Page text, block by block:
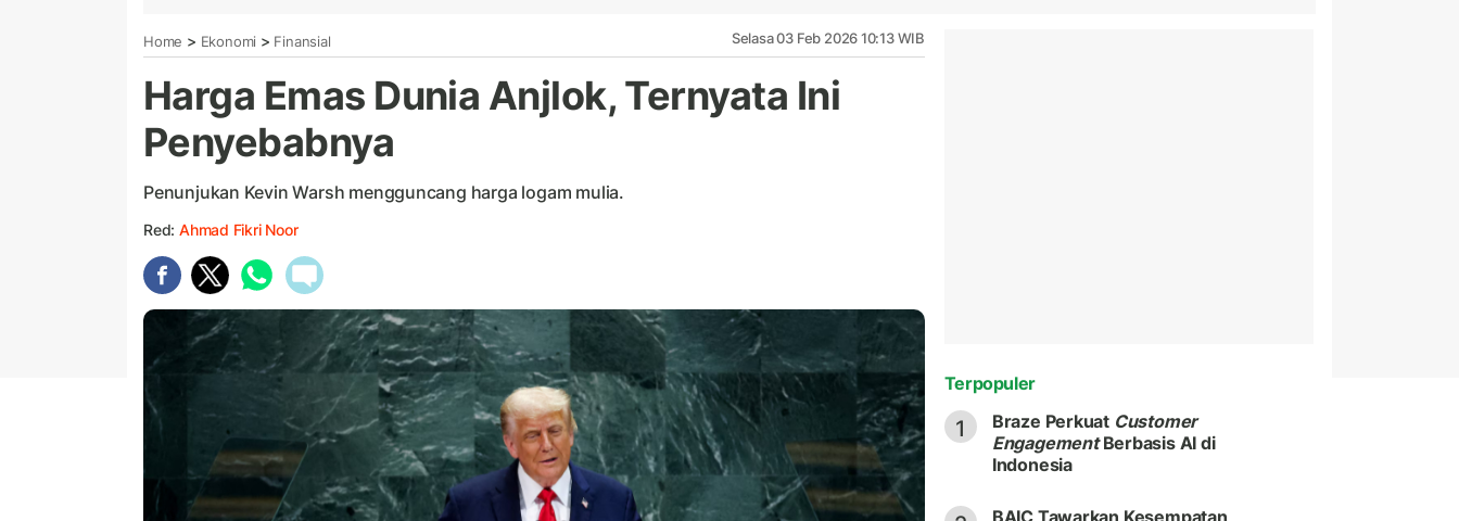
Home > Ekonomi > Finansial Selasa 03 Feb 2026 10:13 WIB
Harga Emas Dunia Anjlok, Ternyata Ini
Penyebabnya
Penunjukan Kevin Warsh mengguncang harga logam mulia.
Red: Ahmad Fikri Noor
Terpopuler
1 Braze Perkuat Customer
EngagementBerbasis AI di
Indonesia